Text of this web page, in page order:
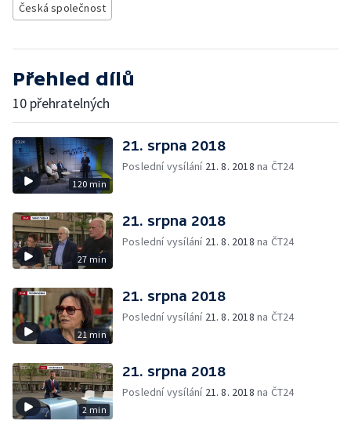
Česká společnost
Přehled dílů
10 přehratelných
120 min
21. srpna 2018
Poslední vysílání 21. 8. 2018 na ČT24
27 min
21. srpna 2018
Poslední vysílání 21. 8. 2018 na ČT24
21 min
21. srpna 2018
Poslední vysílání 21. 8. 2018 na ČT24
2 min
21. srpna 2018
Poslední vysílání 21. 8. 2018 na ČT24